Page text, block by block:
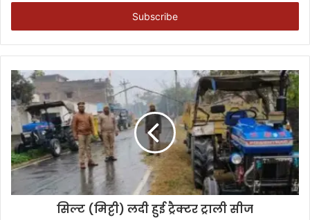
सिल्ट (मिट्टी) लदी हुई ट्रैक्टर ट्राली सीज